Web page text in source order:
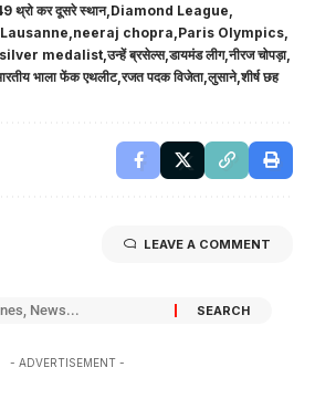
थ्रो कर दूसरे स्थान Diamond League
Lausanne neeraj chopra Paris Olympics
silver medalist उन्हें ब्रसेल्स डायमंड लीग नीरज चोपड़ा
भाला फेंक एथलीट रजत पदक विजेता लुसाने शीर्ष छह
LEAVE A COMMENT
- ADVERTISEMENT -